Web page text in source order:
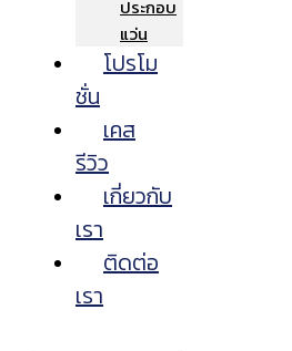
ประกอบ
แว่น
โปรโม
ชั่น
เคส
รีวิว
เกี่ยวกับ
เรา
ติดต่อ
เรา